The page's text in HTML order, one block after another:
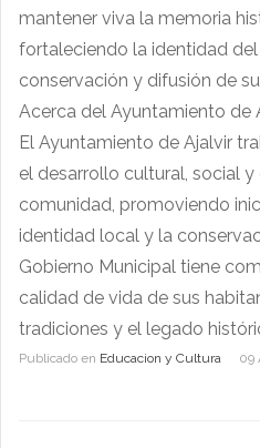
mantener viva la memoria
fortaleciendo la identidad
conservación y difusión de
Acerca del Ayuntamiento de
El Ayuntamiento de Ajalvir
el desarrollo cultural, social
comunidad, promoviendo
identidad local y la
Gobierno Municipal tiene
calidad de vida de sus
tradiciones y el legado
Publicado en Educacion y Cultura 09